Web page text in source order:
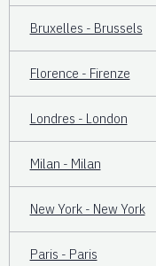
Bruxelles - Brussels
Florence - Firenze
Londres - London
Milan - Milan
New York - New York
Paris - Paris